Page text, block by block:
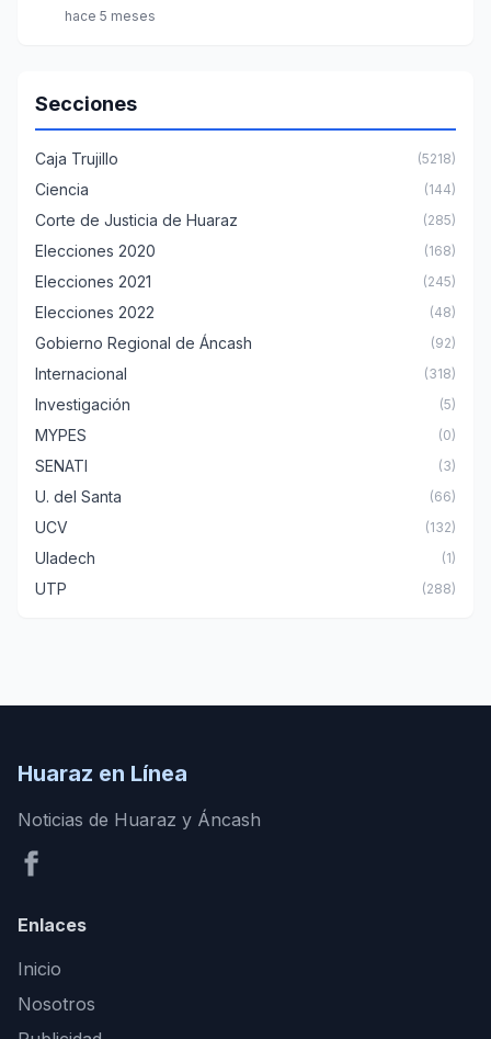
hace 5 meses
Secciones
Caja Trujillo (5218)
Ciencia (144)
Corte de Justicia de Huaraz (285)
Elecciones 2020 (168)
Elecciones 2021 (245)
Elecciones 2022 (48)
Gobierno Regional de Áncash (92)
Internacional (318)
Investigación (5)
MYPES (0)
SENATI (3)
U. del Santa (66)
UCV (132)
Uladech (1)
UTP (288)
Huaraz en Línea
Noticias de Huaraz y Áncash
Enlaces
Inicio
Nosotros